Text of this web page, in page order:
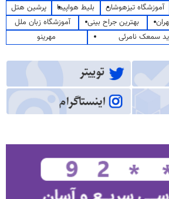
آموزشگاه تیزهوشان بلیط هواپیما
پرشین هتل
بهترین جراح بینی
آموزشگاه زبان ملل
سمعک نامرئی
مهرینو